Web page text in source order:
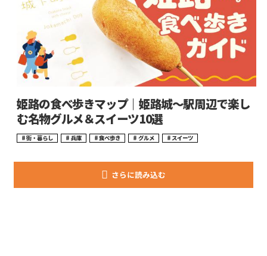
姫路の食べ歩きマップ｜姫路城〜駅周辺で楽し
む名物グルメ＆スイーツ10選
街・暮らし 兵庫 食べ歩き グルメ スイーツ